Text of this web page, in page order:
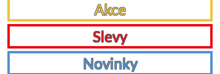
Akce
Slevy
Novinky